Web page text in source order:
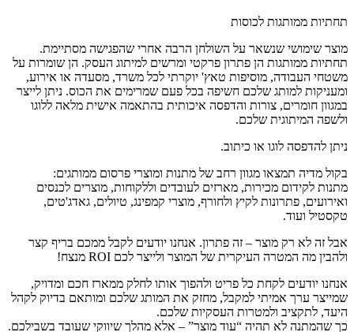
תחתיות ממותגות לכוסות
מוצר שימושי שנשאר על השולחן הרבה אחרי שהפגישה מסתיימת.
תחתיות ממותגות הן פתרון פרקטי ומרשים למיתוג העסק. הן שומרות על
משטחי העבודה, מוסיפות טאץ' יוקרתי לכל משרד, מסעדה או אירוע,
ומעניקות למותג שלכם חשיפה בכל פעם שמרימים את הכוס. ניתן לייצר
במגוון חומרים, צורות והדפסה איכותית בהתאמה אישית מלאה ללוגו
ולשפה המיתוגית שלכם.
ניתן להדפסה לוגו או כיתוב.
בקול מדיה תמצאו מגוון רחב של מתנות ומוצרי פרסום ממותגים:
מתנות לקידום מכירות, מארזים לעובדים וללקוחות, מוצרים לכנסים
ואירועים, פתרונות לקיץ ולחורף, מוצרי קמפינג, טיולים, גאדג'טים,
טקסטיל ועוד.
אבל זה לא רק מוצר – זה פתרון. אנחנו יודעים לקבל ממכם בריף קצר
ולהבין מה המטרה העיקרית של המוצר ולייצר לכם ROI מנצח!
אנחנו יודעים לקחת כל פריט ולהפוך אותו לחלק ממארז חכם ומדויק,
שמייצר ערך אמיתי למקבל, מחזק את המותג שלכם ומותאם בדיוק לקהל
היעד, לתקציב ולמטרות העסקיות שלכם.
כך שהמתנה לא תהיה “עוד מוצר” – אלא מהלך שיווקי שעובד בשבילכם.